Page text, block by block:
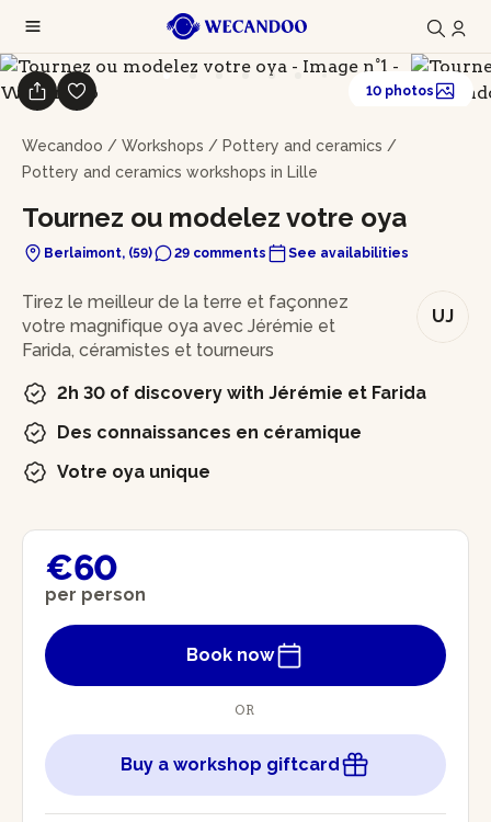
Wecandoo / Workshops / Pottery and ceramics /
Pottery and ceramics workshops in Lille
Tournez ou modelez votre oya
Berlaimont, (59) 29 comments See availabilities
10 photos
In brief
UJ
Tirez le meilleur de la terre et façonnez
votre magnifique oya avec Jérémie et
Farida, céramistes et tourneurs
2h 30 of discovery with Jérémie et Farida
Des connaissances en céramique
Votre oya unique
€60
per person
Book now
OR
Buy a workshop giftcard